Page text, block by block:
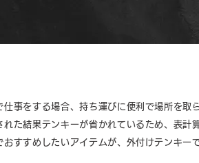
事をする場合、持ち運びに便利で場所を取
た結果テンキーが省かれているため、表計
すすめしたいアイテムが、外付けテンキーで